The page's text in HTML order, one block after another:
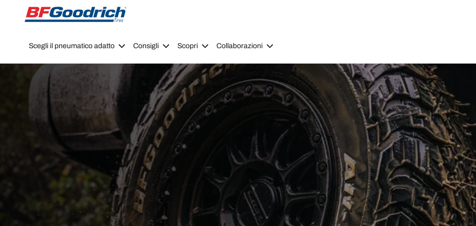
Go to page content
Go to page navigation
Scegli il pneumatico adatto Consigli Scopri Collaborazioni